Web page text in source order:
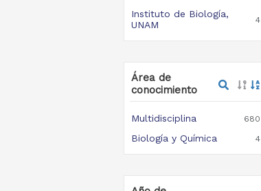
Instituto de Biología,
UNAM
4
Área de
conocimiento
Multidisciplina 680
Biología y Química 4